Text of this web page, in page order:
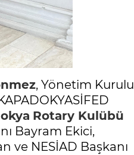
, Yönetim Kurulu
Rotary Kulübü
Bayram Ekici,
ve NESİAD Başkanı